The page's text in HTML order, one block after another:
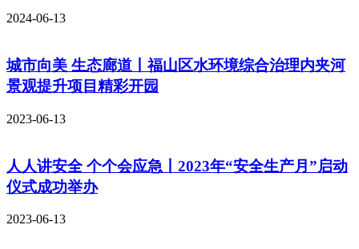
2024-06-13
城市向美 生态廊道丨福山区水环境综合治理内夹河
景观提升项目精彩开园
2023-06-13
人人讲安全 个个会应急丨2023年“安全生产月”启动
仪式成功举办
2023-06-13